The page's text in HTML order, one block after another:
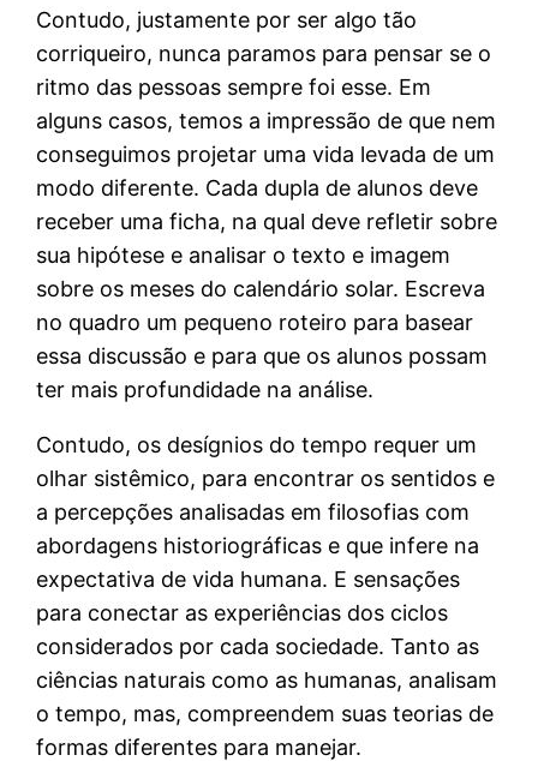
Contudo, justamente por ser algo tão
corriqueiro, nunca paramos para pensar se o
ritmo das pessoas sempre foi esse. Em
alguns casos, temos a impressão de que nem
conseguimos projetar uma vida levada de um
modo diferente. Cada dupla de alunos deve
receber uma ficha, na qual deve refletir sobre
sua hipótese e analisar o texto e imagem
sobre os meses do calendário solar. Escreva
no quadro um pequeno roteiro para basear
essa discussão e para que os alunos possam
ter mais profundidade na análise.
Contudo, os desígnios do tempo requer um
olhar sistêmico, para encontrar os sentidos e
a percepções analisadas em filosofias com
abordagens historiográficas e que infere na
expectativa de vida humana. E sensações
para conectar as experiências dos ciclos
considerados por cada sociedade. Tanto as
ciências naturais como as humanas, analisam
o tempo, mas, compreendem suas teorias de
formas diferentes para manejar.